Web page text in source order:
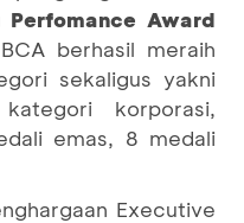
Perfomance Award
BCA berhasil meraih
sekaligus yakni
korporasi,
emas, 8 medali
Executive